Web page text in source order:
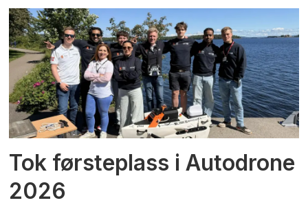
Tok førsteplass i Autodrone
2026